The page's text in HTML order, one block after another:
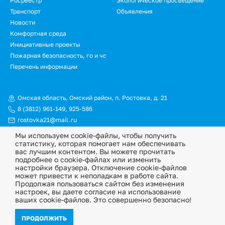
Транспорт
Объявления
Новости
Омская область, Омский район, п. Ростовка, д. 21
8 (3812) 961-149, 925-586
rostovka21@mail.ru
Подвал.
Дополнительное
меню
Комфортная среда
Инициативные проекты
Пожарная безопасность, го и чс
Перечень информации
© Официальный сайт Ростовкинского сельского поселения
Омского муниципального района Омской области, 2026
Политика конфиденциальности
Информационная ответственность
Мы используем cookie-файлы, чтобы получить
статистику, которая помогает нам обеспечивать
вас лучшим контентом. Вы можете прочитать
подробнее о cookie-файлах или изменить
настройки браузера. Отключение cookie-файлов
может привести к неполадкам в работе сайта.
Продолжая пользоваться сайтом без изменения
настроек, вы даете согласие на использование
ваших cookie-файлов. Это совершенно безопасно!
ПРОДОЛЖИТЬ